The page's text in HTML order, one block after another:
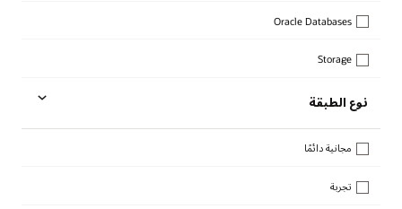
Oracle Databases
Storage
نوع الطبقة
مجانية دائمًا
تجربة